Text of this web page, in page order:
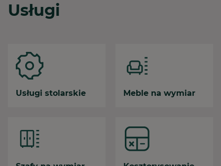
Usługi
Usługi stolarskie Meble na wymiar